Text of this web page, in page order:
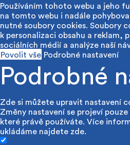
Používáním tohoto webu a jeho
na tomto webu i nadále
nutné soubory cookies. Soubory
k personalizaci obsahu a reklam,
sociálních médií a analýze naší
Povolit vše Podrobné nastavení
Podrobné
Zde si můžete upravit nastavení
Změny nastavení se projeví
které právě používáte. Více
ukládáme najdete zde.